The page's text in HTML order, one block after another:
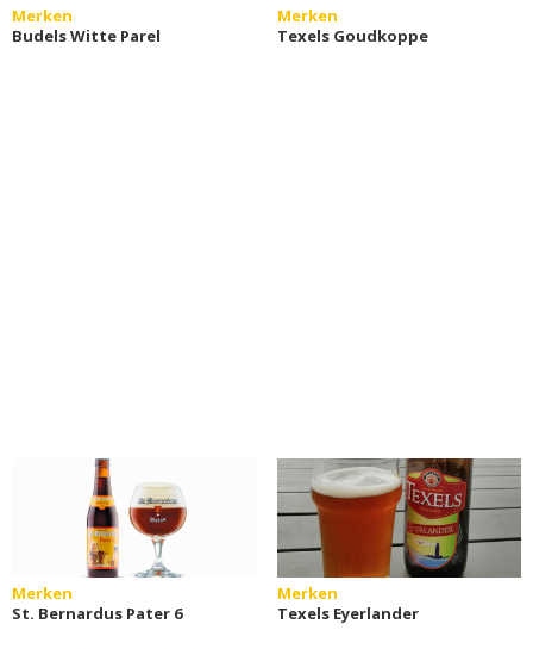
Merken
Budels Witte Parel
Merken
Texels Goudkoppe
Merken
St. Bernardus Pater 6
Merken
Texels Eyerlander